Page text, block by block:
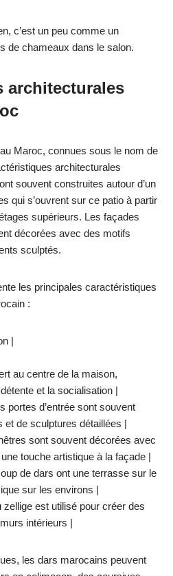
c’est un peu comme un
de chameaux dans le salon.
architecturales
Maroc, connues sous le nom de
architecturales
souvent construites autour d’un
qui s’ouvrent sur ce patio à partir
supérieurs. Les façades
décorées avec des motifs
sculptés.
les principales caractéristiques
:
|
au centre de la maison,
et la socialisation |
portes d’entrée sont souvent
de sculptures détaillées |
sont souvent décorées avec
touche artistique à la façade |
de dars ont une terrasse sur le
sur les environs |
zellige est utilisé pour créer des
intérieurs |
les dars marocains peuvent